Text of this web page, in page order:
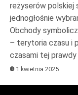
reżyserów polskiej
jednogłośnie
Obchody
– terytoria czasu i
czasami tej
1 kwietnia 2025